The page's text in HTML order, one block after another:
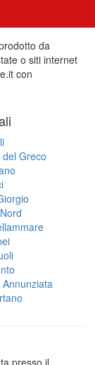
da
o siti internet
con
Greco
presso il